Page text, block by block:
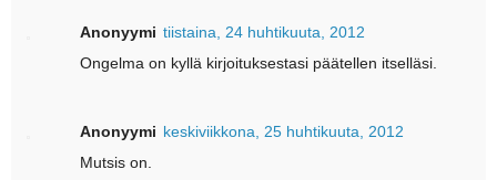
Anonyymi tiistaina, 24 huhtikuuta, 2012
Ongelma on kyllä kirjoituksestasi päätellen itselläsi.
Anonyymi keskiviikkona, 25 huhtikuuta, 2012
Mutsis on.